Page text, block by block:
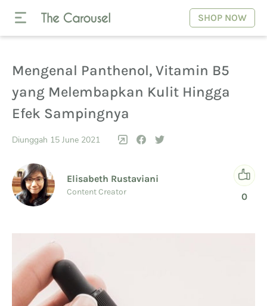
SHOP NOW
Mengenal Panthenol, Vitamin B5
yang Melembapkan Kulit Hingga
Efek Sampingnya
Diunggah 15 June 2021
Elisabeth Rustaviani
Content Creator 0